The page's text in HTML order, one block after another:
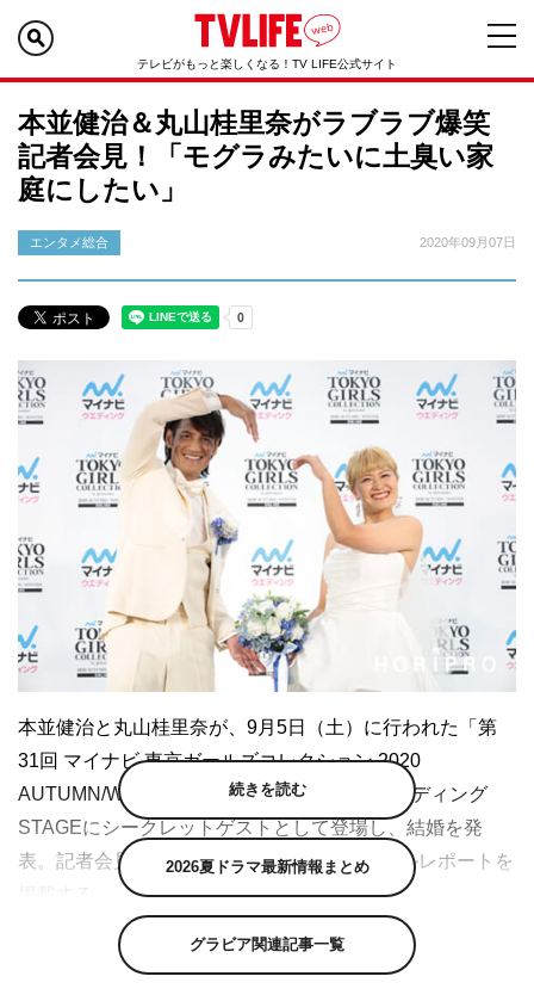
テレビがもっと楽しくなる！TV LIFE公式サイト
本並健治＆丸山桂里奈がラブラブ爆笑
記者会見！「モグラみたいに土臭い家
庭にしたい」
エンタメ総合 2020年09月07日
本並健治と丸山桂里奈が、9月5日（土）に行われた「第
31回 マイナビ 東京ガールズコレクション 2020
AUTUMN/WINTER ONLINE」のマイナビウエディング
STAGEにシークレットゲストとして登場し、結婚を発
表。記者会見を開催した。以下、オフィシャルレポートを
9月5日（土）に元サッカー日本代表GK・本並と、元なで
しこジャパン・丸山の結婚が発表され、メロディきみえの
続きを読む
2026夏ドラマ最新情報まとめ
グラビア関連記事一覧